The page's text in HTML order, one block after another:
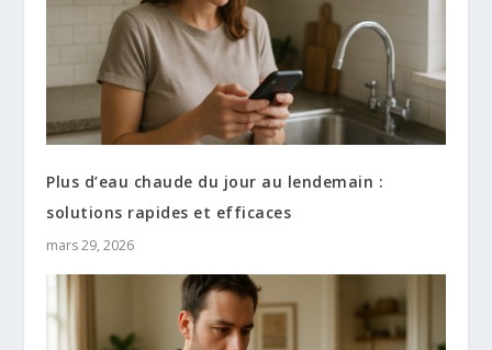
Plus d’eau chaude du jour au lendemain :
solutions rapides et efficaces
mars 29, 2026